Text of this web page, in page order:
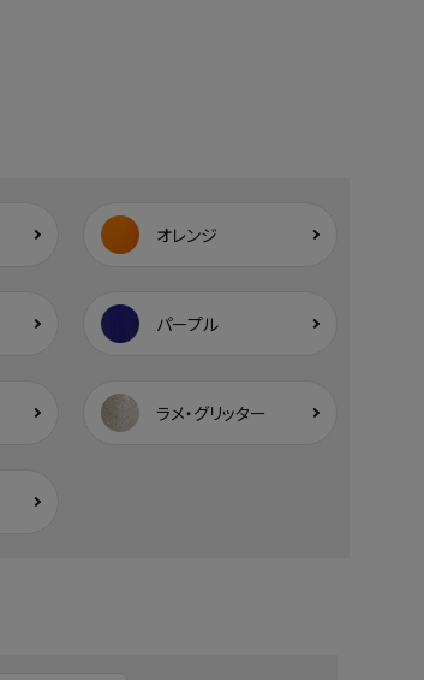
オレンジ
パープル
ラメ・グリッター